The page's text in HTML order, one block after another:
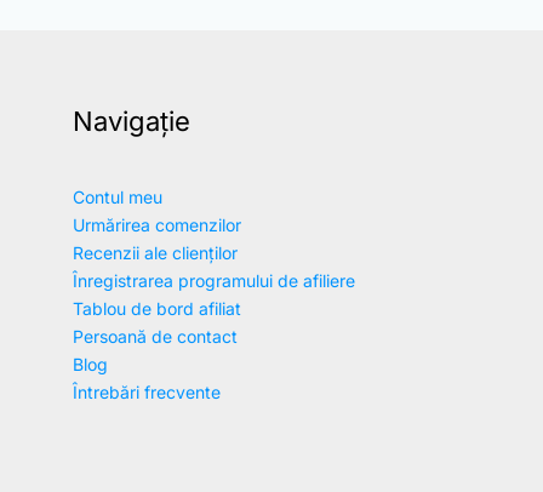
Navigație
Contul meu
Urmărirea comenzilor
Recenzii ale clienților
Înregistrarea programului de afiliere
Tablou de bord afiliat
Persoană de contact
Blog
Întrebări frecvente